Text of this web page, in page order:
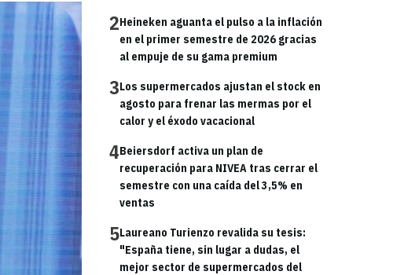
2Heineken aguanta el pulso a la inflación
en el primer semestre de 2026 gracias
al empuje de su gama premium
3Los supermercados ajustan el stock en
agosto para frenar las mermas por el
calor y el éxodo vacacional
4Beiersdorf activa un plan de
recuperación para NIVEA tras cerrar el
semestre con una caída del 3,5% en
ventas
5Laureano Turienzo revalida su tesis:
"España tiene, sin lugar a dudas, el
mejor sector de supermercados del